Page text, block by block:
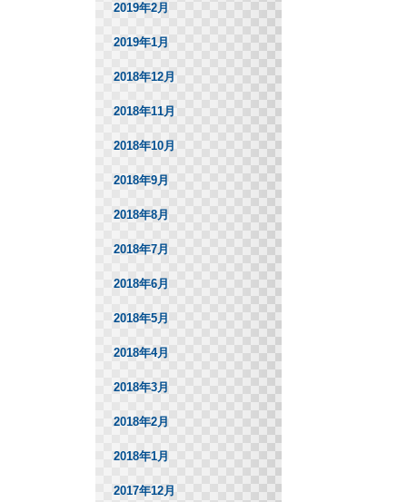
2019年2月
2019年1月
2018年12月
2018年11月
2018年10月
2018年9月
2018年8月
2018年7月
2018年6月
2018年5月
2018年4月
2018年3月
2018年2月
2018年1月
2017年12月